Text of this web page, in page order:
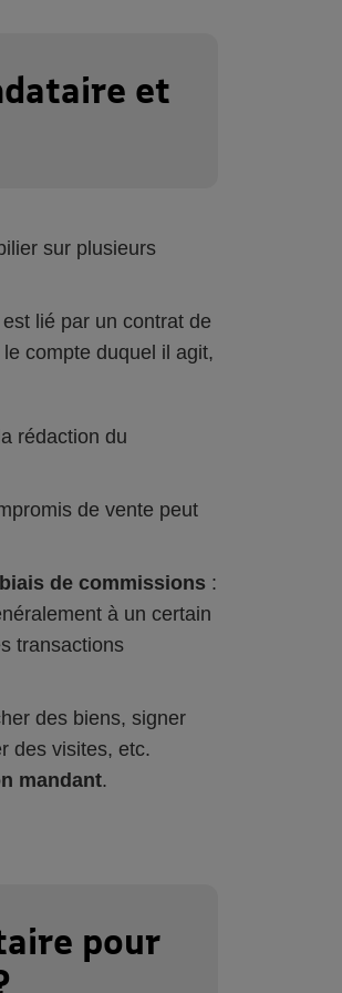
et
sur plusieurs
lié par un contrat de
compte duquel il agit,
rédaction du
de vente peut
de commissions :
à un certain
transactions
des biens, signer
des visites, etc.
mandant.
pour